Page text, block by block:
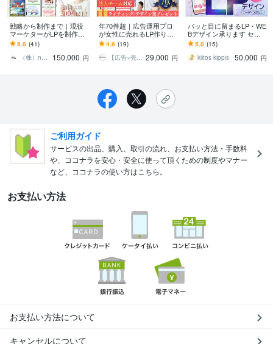
戦略から制作まで｜現役
マーケターがLPを制作し
ます PRO認定｜実績300
本｜リサーチ・戦略策定
から制作まで
5.0 (41)
（株）nanimono 集客・採用支援
150,000 円
年70件超｜広告運用プロ
が女性に売れるLP作りま
す CVR改善提案あり｜圧
倒的運用実績で万全のマ
ーケティング伴走
4.9 (19)
【広告×売れるLP支援】たか 29,000 円
パッと目に留まるLP・WE
Bデザイン承ります セー
ルスデザインを学んだか
らできるデザイン！
5.0 (15)
kiitos kippis
50,000 円
ご利用ガイド
サービスの出品、購入、取引の流れ、お支払い方法・手数料
や、ココナラを安心・安全に使って頂くための制度やマナー
など、ココナラの使い方はこちら。
お支払い方法
お支払い方法について
キャンセルについて